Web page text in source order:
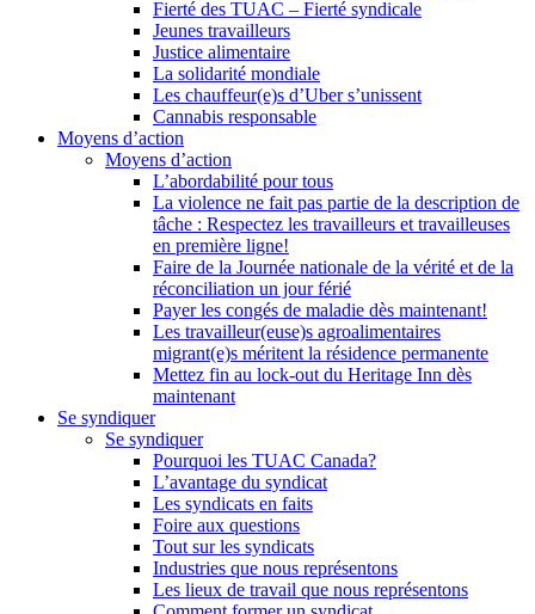
Fierté des TUAC – Fierté syndicale
Jeunes travailleurs
Justice alimentaire
La solidarité mondiale
Les chauffeur(e)s d’Uber s’unissent
Cannabis responsable
Moyens d’action
Moyens d’action
L’abordabilité pour tous
La violence ne fait pas partie de la description de
tâche : Respectez les travailleurs et travailleuses
en première ligne!
Faire de la Journée nationale de la vérité et de la
réconciliation un jour férié
Payer les congés de maladie dès maintenant!
Les travailleur(euse)s agroalimentaires
migrant(e)s méritent la résidence permanente
Mettez fin au lock-out du Heritage Inn dès
maintenant
Se syndiquer
Se syndiquer
Pourquoi les TUAC Canada?
L’avantage du syndicat
Les syndicats en faits
Foire aux questions
Tout sur les syndicats
Industries que nous représentons
Les lieux de travail que nous représentons